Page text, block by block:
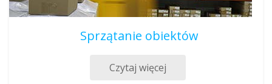
Sprzątanie obiektów
Czytaj więcej